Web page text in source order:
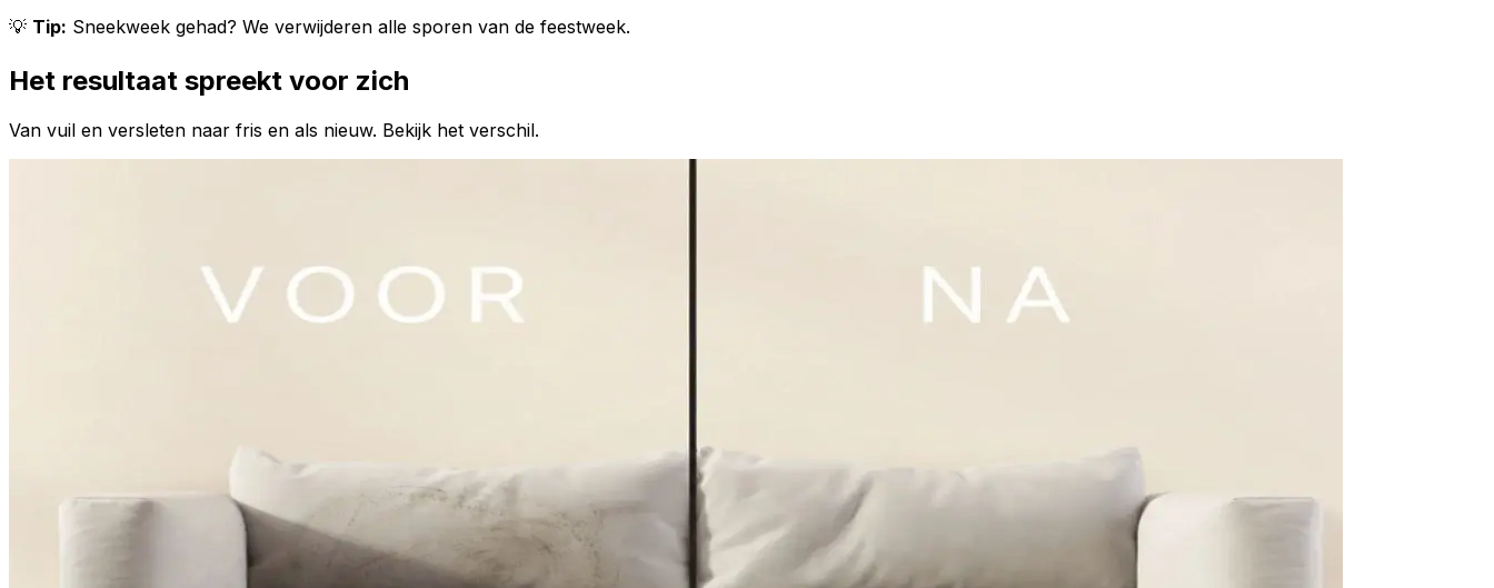
💡 Tip: Sneekweek gehad? We verwijderen alle sporen van de feestweek.
Het resultaat spreekt voor zich
Van vuil en versleten naar fris en als nieuw. Bekijk het verschil.